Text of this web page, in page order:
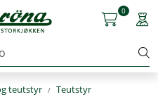
0
teutstyr Teutstyr